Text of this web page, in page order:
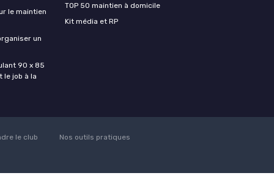
le maintien
un
90 x 85
le job à la
TOP 50 maintien à domicile
Kit média et RP
le club
Nos outils pratiques